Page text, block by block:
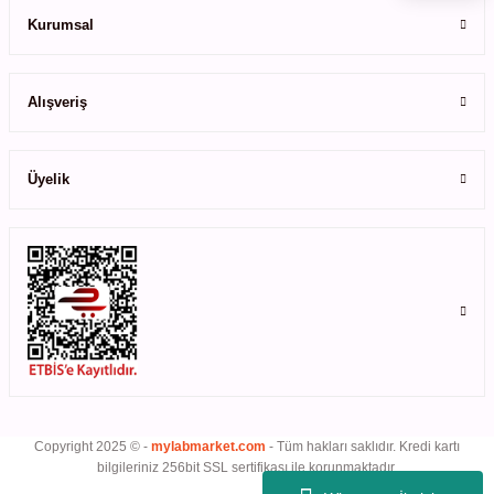
Kurumsal
Alışveriş
Üyelik
Copyright 2025 © - mylabmarket.com - Tüm hakları saklıdır. Kredi kartı
bilgileriniz 256bit SSL sertifikası ile korunmaktadır.